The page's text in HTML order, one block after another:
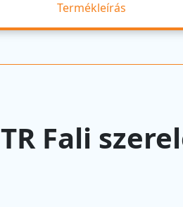
Termékleírás
TR Fali